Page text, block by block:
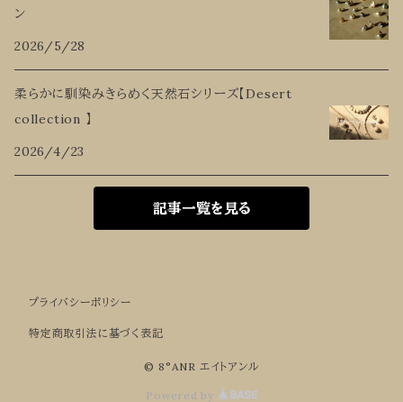
ン
2026/5/28
柔らかに馴染みきらめく天然石シリーズ【Desert
collection 】
2026/4/23
記事一覧を見る
プライバシーポリシー
特定商取引法に基づく表記
© 8°ANR エイトアンル
Powered by